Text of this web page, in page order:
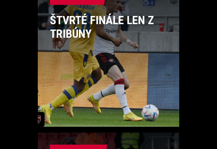
ŠTVRTÉ FINÁLE LEN Z
TRIBÚNY